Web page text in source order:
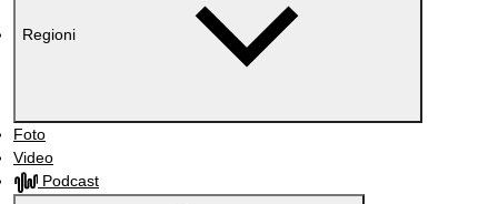
Regioni
Foto
Video
Podcast